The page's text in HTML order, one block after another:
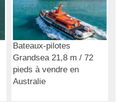
Bateaux-pilotes
Grandsea 21,8 m / 72
pieds à vendre en
Australie